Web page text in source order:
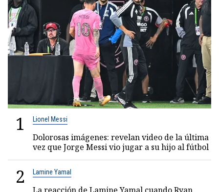
1 Lionel Messi
Dolorosas imágenes: revelan video de la última
vez que Jorge Messi vio jugar a su hijo al fútbol
2 Lamine Yamal